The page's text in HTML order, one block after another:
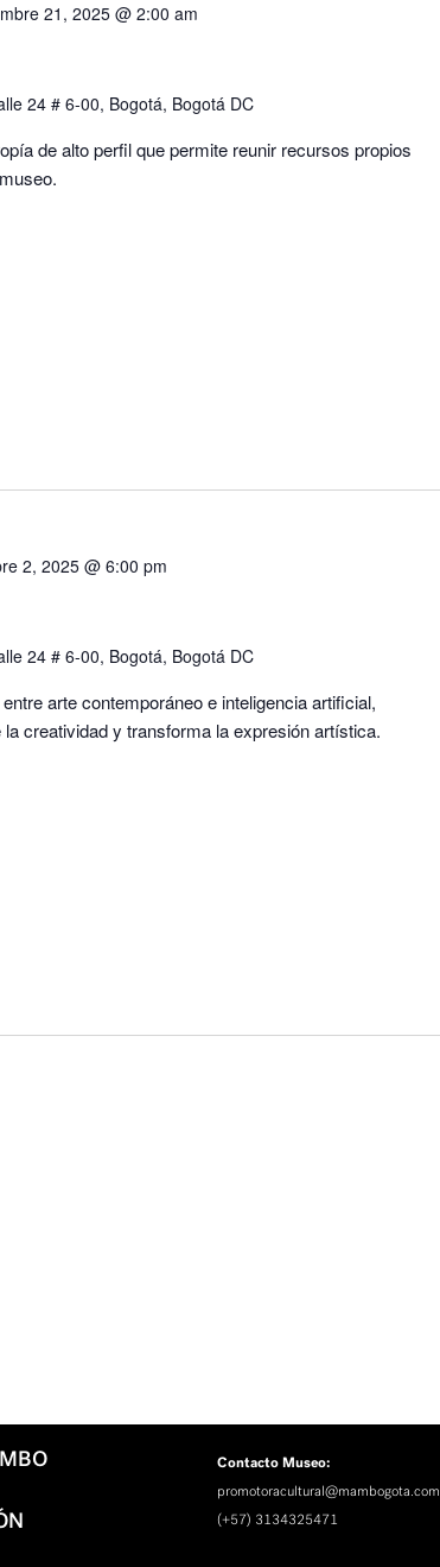
21, 2025 @ 2:00 am
24 # 6-00, Bogotá, Bogotá DC
de alto perfil que permite reunir recursos propios
2, 2025 @ 6:00 pm
24 # 6-00, Bogotá, Bogotá DC
arte contemporáneo e inteligencia artificial,
creatividad y transforma la expresión artística.
Contacto Museo:
promotoracultural@mambogota.com
(+57) 3134325471